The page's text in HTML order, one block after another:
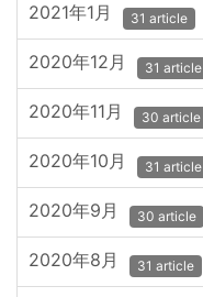
2021年1月 31 article
2020年12月 31 article
2020年11月 30 article
2020年10月 31 article
2020年9月 30 article
2020年8月 31 article